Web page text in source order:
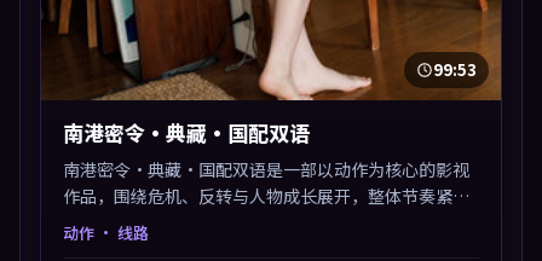
99:53
南港密令·典藏·国配双语
南港密令·典藏·国配双语是一部以动作为核心的影视
作品，围绕危机、反转与人物成长展开，整体节奏紧
凑，值得推荐观看。
动作 · 线路